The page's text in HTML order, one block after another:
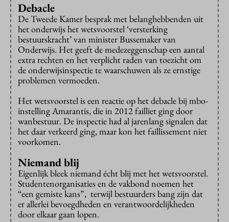
Debacle
De Tweede Kamer besprak met belanghebbenden uit
het onderwijs het wetsvoorstel ‘versterking
bestuurskracht’ van minister Bussemaker van
Onderwijs. Het geeft de medezeggenschap een aantal
extra rechten en het verplicht raden van toezicht om
de onderwijsinspectie te waarschuwen als ze ernstige
problemen vermoeden.
Het wetsvoorstel is een reactie op het debacle bij mbo-
instelling Amarantis, die in 2012 failliet ging door
wanbestuur. De inspectie had al jarenlang signalen dat
het daar verkeerd ging, maar kon het faillissement niet
voorkomen.
Niemand blij
Eigenlijk bleek niemand écht blij met het wetsvoorstel.
Studentenorganisaties en de vakbond noemen het
“een gemiste kans”, terwijl bestuurders bang zijn dat
er allerlei bevoegdheden en verantwoordelijkheden
door elkaar gaan lopen.